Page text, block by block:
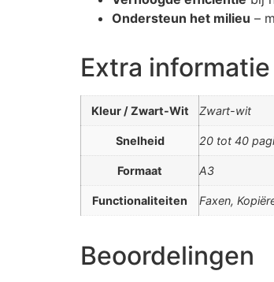
Ondersteun het milieu –
Extra informatie
Kleur / Zwart-Wit Zwart-wit
Snelheid 20 tot 40
Formaat A3
Functionaliteiten Faxen,
Beoordelingen